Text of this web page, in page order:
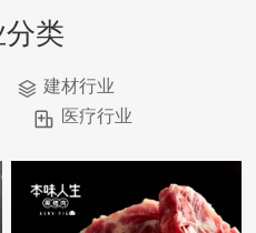
类
建材行业
医疗行业